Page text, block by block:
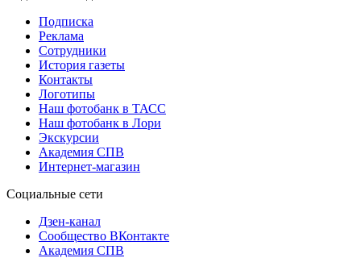
Подписка
Реклама
Сотрудники
История газеты
Контакты
Логотипы
Наш фотобанк в ТАСС
Наш фотобанк в Лори
Экскурсии
Академия СПВ
Интернет-магазин
Социальные сети
Дзен-канал
Сообщество ВКонтакте
Академия СПВ